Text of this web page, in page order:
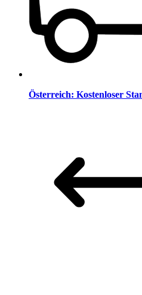
Österreich: Kostenloser